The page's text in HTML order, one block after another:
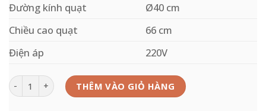
Đường kính quạt
Ø40 cm
Chiều cao quạt
66 cm
Điện áp
220V
Quạt mini để bàn Panasonic F-400CI màu trắng ngà số lượng
THÊM VÀO GIỎ HÀNG